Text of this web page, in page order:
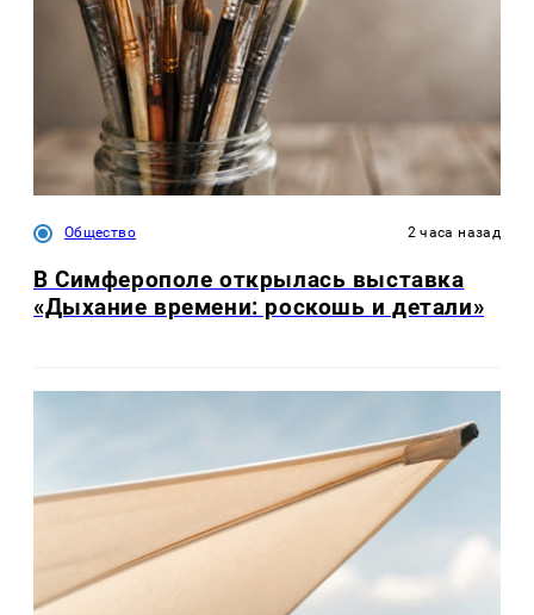
Общество 2 часа назад
В Симферополе открылась выставка
«Дыхание времени: роскошь и детали»